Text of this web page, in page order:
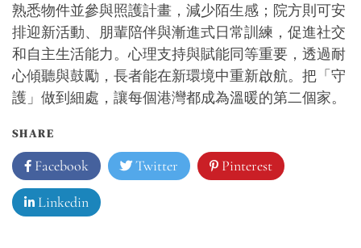
熟悉物件並參與照護計畫，減少陌生感；院方則可安
排迎新活動、朋輩陪伴與漸進式日常訓練，促進社交
和自主生活能力。心理支持與賦能同等重要，透過耐
心傾聽與鼓勵，長者能在新環境中重新啟航。把「守
護」做到細處，讓每個港灣都成為溫暖的第二個家。
SHARE
Facebook Twitter Pinterest
Linkedin